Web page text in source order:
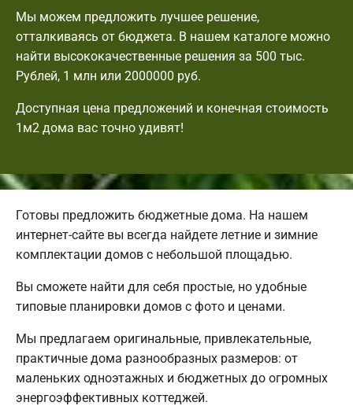
Мы можем предложить лучшее решение,
отталкиваясь от бюджета. В нашем каталоге можно
найти высококачественные решения за 500 тыс.
Рублей, 1 млн или 2000000 руб.
Доступная цена предложений и конечная стоимость
1м2 дома вас точно удивят!
Готовы предложить бюджетные дома. На нашем
интернет-сайте вы всегда найдете летние и зимние
комплектации домов с небольшой площадью.
Вы сможете найти для себя простые, но удобные
типовые планировки домов с фото и ценами.
Мы предлагаем оригинальные, привлекательные,
практичные дома разнообразных размеров: от
маленьких одноэтажных и бюджетных до огромных
энергоэффективных коттеджей.